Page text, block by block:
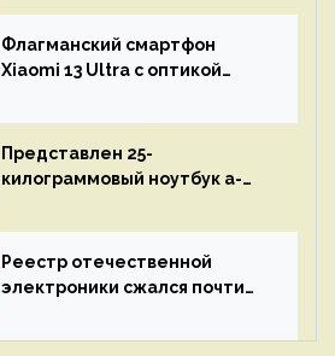
остановится до полного
восстановления кода и
объяснит, что пошло не так
Флагманский смартфон
Xiaomi 13 Ultra с оптикой
представят 18 апреля
Представлен 25-
килограммовый ноутбук a-
до 3 Тбайт DDR5 и шесть
дисплеев
Реестр отечественной
электроники сжался почти